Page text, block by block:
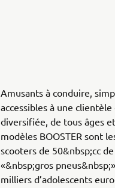
Amusants à conduire,
accessibles à une
diversifiée, de tous âges
modèles BOOSTER sont
scooters de 50&nbsp;cc
«&nbsp;gros
milliers d’adolescents